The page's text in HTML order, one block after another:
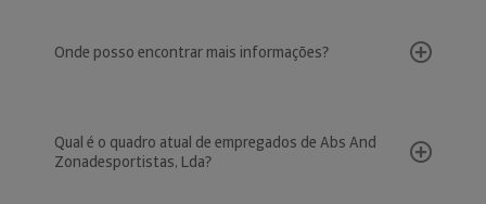
Onde posso encontrar mais informações?
Qual é o quadro atual de empregados de Abs And
Zonadesportistas, Lda?